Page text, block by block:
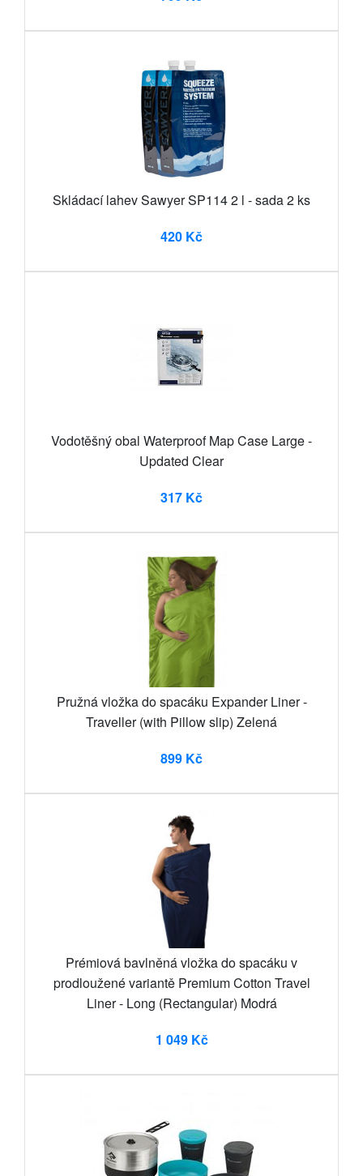
Skládací lahev Sawyer SP114 2 l - sada 2 ks
420 Kč
Vodotěšný obal Waterproof Map Case Large -
Updated Clear
317 Kč
Pružná vložka do spacáku Expander Liner -
Traveller (with Pillow slip) Zelená
899 Kč
Prémiová bavlněná vložka do spacáku v
prodloužené variantě Premium Cotton Travel
Liner - Long (Rectangular) Modrá
1 049 Kč